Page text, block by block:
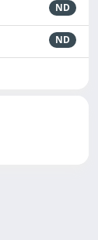
ND
ND